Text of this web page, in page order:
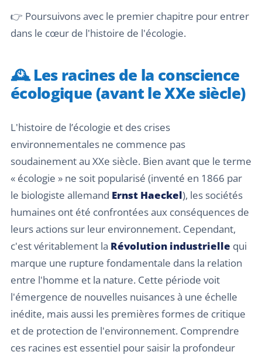
👉 Poursuivons avec le premier chapitre pour entrer
dans le cœur de l'histoire de l'écologie.
🕰️ Les racines de la conscience
écologique (avant le XXe siècle)
L'histoire de l’écologie et des crises
environnementales ne commence pas
soudainement au XXe siècle. Bien avant que le terme
« écologie » ne soit popularisé (inventé en 1866 par
le biologiste allemand Ernst Haeckel), les sociétés
humaines ont été confrontées aux conséquences de
leurs actions sur leur environnement. Cependant,
c'est véritablement la Révolution industrielle qui
marque une rupture fondamentale dans la relation
entre l'homme et la nature. Cette période voit
l'émergence de nouvelles nuisances à une échelle
inédite, mais aussi les premières formes de critique
et de protection de l'environnement. Comprendre
ces racines est essentiel pour saisir la profondeur